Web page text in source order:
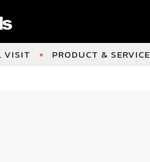
VISIT PRODUCT & SERVICE